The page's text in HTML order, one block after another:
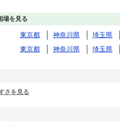
場を見る
東京都 神奈川県 埼玉県
東京都 神奈川県 埼玉県
さを見る